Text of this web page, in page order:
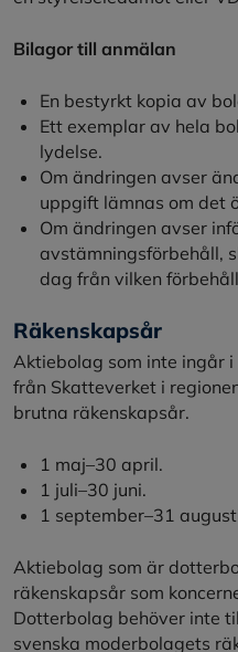
Bilagor till anmälan
En bestyrkt kopia av
Ett exemplar av hela
lydelse.
Om ändringen avser
uppgift lämnas om det
Om ändringen avser
avstämningsförbehåll,
dag från vilken
Räkenskapsår
Aktiebolag som inte ingår
från Skatteverket i
brutna räkenskapsår.
1 maj–30 april.
1 juli–30 juni.
1 september–31
Aktiebolag som är
räkenskapsår som
Dotterbolag behöver inte
svenska moderbolagets